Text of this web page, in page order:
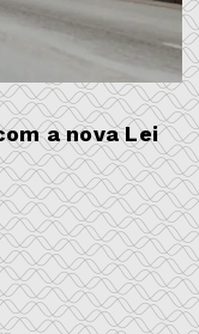
a nova Lei